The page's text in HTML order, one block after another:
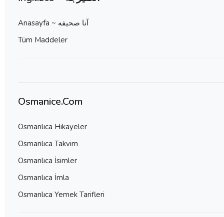
Anasayfa ~ آنا صحيفه
Tüm Maddeler
Osmanice.Com
Osmanlıca Hikayeler
Osmanlıca Takvim
Osmanlıca İsimler
Osmanlıca İmla
Osmanlıca Yemek Tarifleri